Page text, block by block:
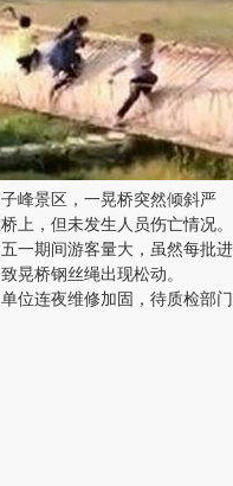
峰景区，一晃桥突然倾斜严
上，但未发生人员伤亡情况。
期间游客量大，虽然每批进
晃桥钢丝绳出现松动。
连夜维修加固，待质检部门